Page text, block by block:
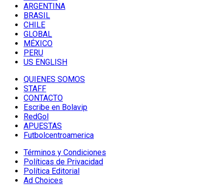
ARGENTINA
BRASIL
CHILE
GLOBAL
MÉXICO
PERU
US ENGLISH
QUIENES SOMOS
STAFF
CONTACTO
Escribe en Bolavip
RedGol
APUESTAS
Futbolcentroamerica
Términos y Condiciones
Políticas de Privacidad
Política Editorial
Ad Choices